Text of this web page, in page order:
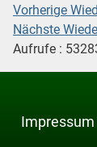
Vorherige
Nächste
Aufrufe :
Impressum